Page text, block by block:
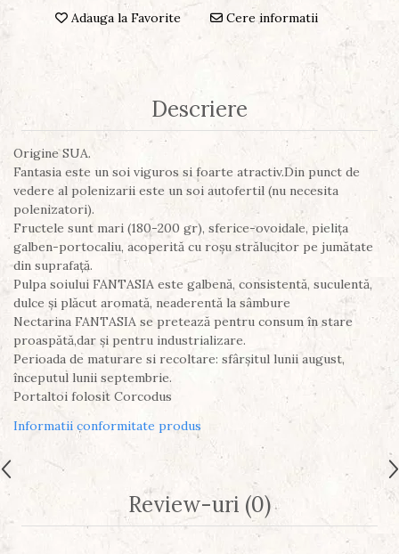
Adauga la Favorite Cere informatii
Descriere
Origine SUA.
Fantasia este un soi viguros si foarte atractiv.Din punct de
vedere al polenizarii este un soi autofertil (nu necesita
polenizatori).
Fructele sunt mari (180-200 gr), sferice-ovoidale, pielița
galben-portocaliu, acoperită cu roșu strălucitor pe jumătate
din suprafață.
Pulpa soiului FANTASIA este galbenă, consistentă, suculentă,
dulce și plăcut aromată, neaderentă la sâmbure
Nectarina FANTASIA se pretează pentru consum în stare
proaspătă,dar și pentru industrializare.
Perioada de maturare si recoltare: sfârșitul lunii august,
începutul lunii septembrie.
Portaltoi folosit Corcodus
Informatii conformitate produs
Review-uri (0)